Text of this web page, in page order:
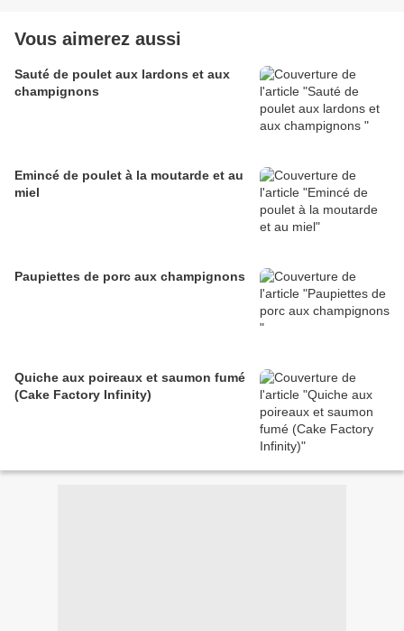
Vous aimerez aussi
Sauté de poulet aux lardons et aux
champignons
Emincé de poulet à la moutarde et au
miel
Paupiettes de porc aux champignons
Quiche aux poireaux et saumon fumé
(Cake Factory Infinity)